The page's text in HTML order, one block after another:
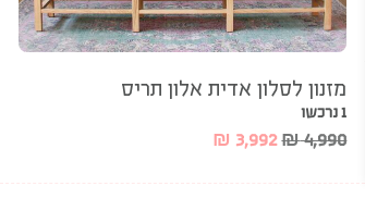
מזנון לסלון אדית אלון תריס
1 נרכשו
₪4,990
₪ 3,992